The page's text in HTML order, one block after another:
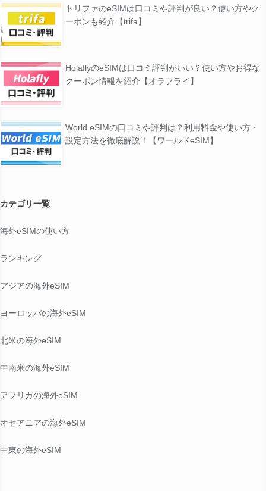
トリファのeSIMは口コミや評判が良い？使い方やク
ーポンも紹介【trifa】
HolaflyのeSIMは口コミ評判がいい？使い方やお得な
クーポン情報を紹介【オラフライ】
World eSIMの口コミや評判は？利用料金や使い方・
設定方法を徹底解説！【ワールドeSIM】
カテゴリ一覧
海外eSIMの使い方
ランキング
アジアの海外eSIM
ヨーロッパの海外eSIM
北米の海外eSIM
中南米の海外eSIM
アフリカの海外eSIM
オセアニアの海外eSIM
中東の海外eSIM